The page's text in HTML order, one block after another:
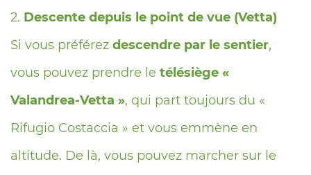
Descente depuis le point de vue (Vetta)
Si vous préférez descendre par le sentier,
vous pouvez prendre le télésiège «
Valandrea-Vetta », qui part toujours du «
Rifugio Costaccia » et vous emmène en
altitude. De là, vous pouvez marcher sur le